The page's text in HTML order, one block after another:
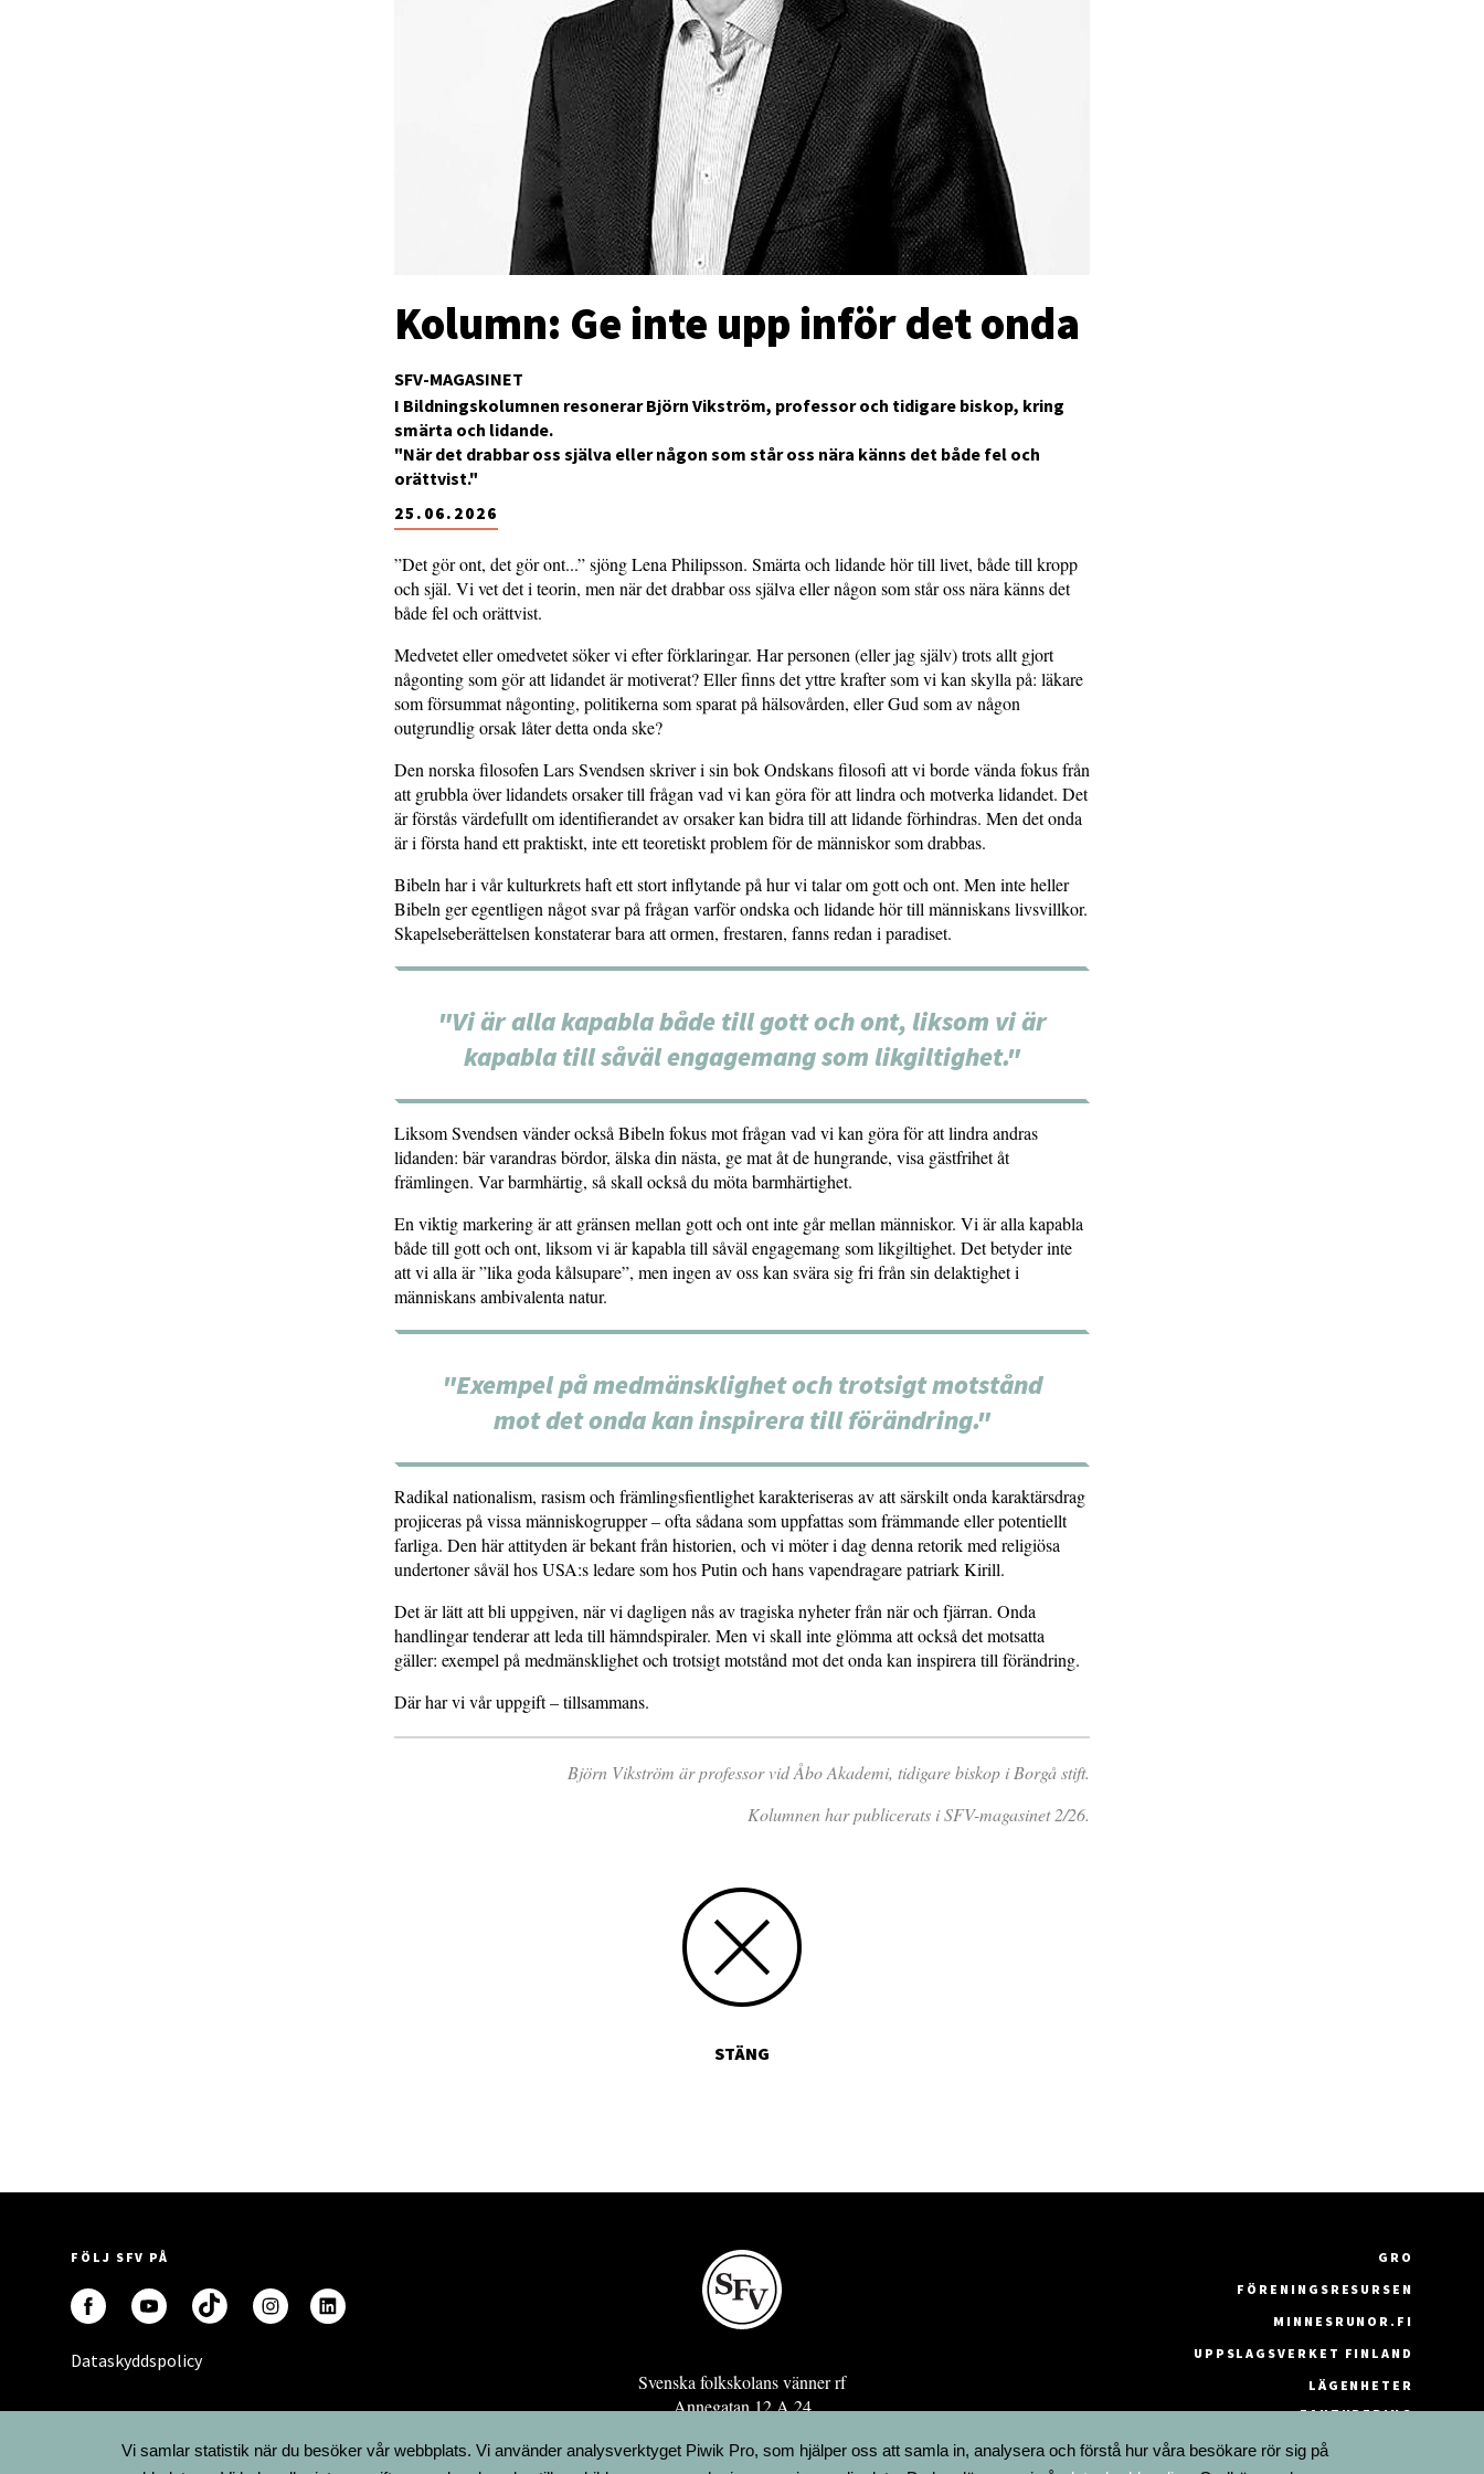
SFV-MAGASINET
Kolumn: Ge inte upp inför det onda
25.06.2026
I Bildningskolumnen resonerar Björn Vikström, professor och tidigare biskop, kring
smärta och lidande.
"När det drabbar oss själva eller någon som står oss nära känns det både fel och
orättvist."
”Det gör ont, det gör ont...” sjöng Lena Philipsson. Smärta och lidande hör till livet, både till kropp
och själ. Vi vet det i teorin, men när det drabbar oss själva eller någon som står oss nära känns det
både fel och orättvist.
Medvetet eller omedvetet söker vi efter förklaringar. Har personen (eller jag själv) trots allt gjort
någonting som gör att lidandet är motiverat? Eller finns det yttre krafter som vi kan skylla på: läkare
som försummat någonting, politikerna som sparat på hälsovården, eller Gud som av någon
outgrundlig orsak låter detta onda ske?
Den norska filosofen Lars Svendsen skriver i sin bok Ondskans filosofi att vi borde vända fokus från
att grubbla över lidandets orsaker till frågan vad vi kan göra för att lindra och motverka lidandet. Det
är förstås värdefullt om identifierandet av orsaker kan bidra till att lidande förhindras. Men det onda
är i första hand ett praktiskt, inte ett teoretiskt problem för de människor som drabbas.
Bibeln har i vår kulturkrets haft ett stort inflytande på hur vi talar om gott och ont. Men inte heller
Bibeln ger egentligen något svar på frågan varför ondska och lidande hör till människans livsvillkor.
Skapelseberättelsen konstaterar bara att ormen, frestaren, fanns redan i paradiset.
"Vi är alla kapabla både till gott och ont, liksom vi är
kapabla till såväl engagemang som likgiltighet."
Liksom Svendsen vänder också Bibeln fokus mot frågan vad vi kan göra för att lindra andras
lidanden: bär varandras bördor, älska din nästa, ge mat åt de hungrande, visa gästfrihet åt
främlingen. Var barmhärtig, så skall också du möta barmhärtighet.
En viktig markering är att gränsen mellan gott och ont inte går mellan människor. Vi är alla kapabla
både till gott och ont, liksom vi är kapabla till såväl engagemang som likgiltighet. Det betyder inte
att vi alla är ”lika goda kålsupare”, men ingen av oss kan svära sig fri från sin delaktighet i
människans ambivalenta natur.
"Exempel på medmänsklighet och trotsigt motstånd
mot det onda kan inspirera till förändring."
Radikal nationalism, rasism och främlingsfientlighet karakteriseras av att särskilt onda karaktärsdrag
projiceras på vissa människogrupper – ofta sådana som uppfattas som främmande eller potentiellt
farliga. Den här attityden är bekant från historien, och vi möter i dag denna retorik med religiösa
undertoner såväl hos USA:s ledare som hos Putin och hans vapendragare patriark Kirill.
Det är lätt att bli uppgiven, när vi dagligen nås av tragiska nyheter från när och fjärran. Onda
handlingar tenderar att leda till hämndspiraler. Men vi skall inte glömma att också det motsatta
gäller: exempel på medmänsklighet och trotsigt motstånd mot det onda kan inspirera till förändring.
Där har vi vår uppgift – tillsammans.
Björn Vikström är professor vid Åbo Akademi, tidigare biskop i Borgå stift.
Kolumnen har publicerats i SFV-magasinet 2/26.
STÄNG
FÖLJ SFV PÅ
Dataskyddspolicy
Svenska folkskolans vänner rf
Annegatan 12 A 24
sfv@sfv.fi
GRO
FÖRENINGSRESURSEN
MINNESRUNOR.FI
UPPSLAGSVERKET FINLAND
LÄGENHETER
FAKTURERING
Vi samlar statistik när du besöker vår webbplats. Vi använder analysverktyget Piwik Pro, som hjälper oss att samla in, analysera och förstå hur våra besökare rör sig på